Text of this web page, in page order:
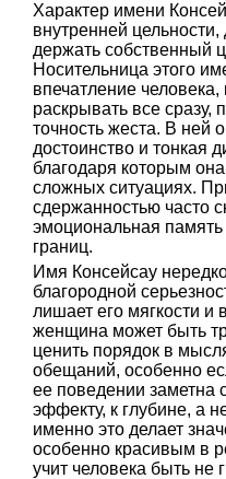
Характер имени
внутренней
держать собственный
Носительница этого
впечатление
раскрывать все сразу,
точность жеста. В ней
достоинство и тонкая
благодаря которым
сложных ситуациях.
сдержанностью часто
эмоциональная память
границ.
Имя Консейсау
благородной
лишает его мягкости и
женщина может быть
ценить порядок в
обещаний, особенно
ее поведении заметна
эффекту, к глубине, а
именно это делает
особенно красивым в
учит человека быть не